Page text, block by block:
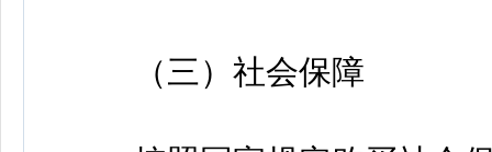
（三）社会保障